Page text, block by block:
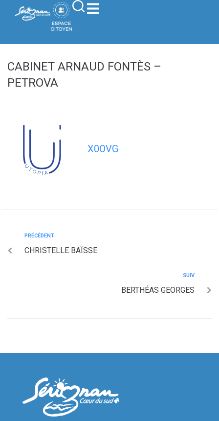
principal
CABINET ARNAUD FONTÈS –
PETROVA
X0OVG
PRÉCÉDENT
CHRISTELLE BAÏSSE
SUIV
BERTHÉAS GEORGES